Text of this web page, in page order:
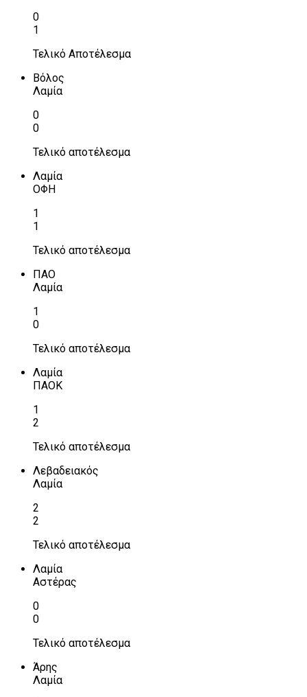
0
1
Τελικό Αποτέλεσμα
Βόλος
Λαμία
0
0
Τελικό αποτέλεσμα
Λαμία
ΟΦΗ
1
1
Τελικό αποτέλεσμα
ΠΑΟ
Λαμία
1
0
Τελικό αποτέλεσμα
Λαμία
ΠΑΟΚ
1
2
Τελικό αποτέλεσμα
Λεβαδειακός
Λαμία
2
2
Τελικό αποτέλεσμα
Λαμία
Αστέρας
0
0
Τελικό αποτέλεσμα
Άρης
Λαμία